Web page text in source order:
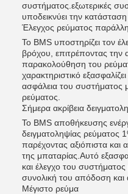
συστήματος.εξωτερικές
υποδεικνύει την
Έλεγχος ρεύματος
Το BMS υποστηρίζει τον
βρόχου, επιτρέποντας την
παρακολούθηση του
χαρακτηριστικό
ασφάλεια του συστήματος
ρεύματος.
Σήμερα ακρίβεια
Το BMS αποθήκευσης
δειγματοληψίας ρεύματος
παρέχοντας αξιόπιστα και
της μπαταρίας.Αυτό
και έλεγχο του
συνολική του απόδοση και
Μέγιστο ρεύμα